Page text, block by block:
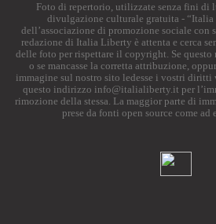
Foto di repertorio, utilizzate senza fini di
divulgazione culturale gratuita - “Italia
dell’associazione di promozione sociale con
redazione di Italia Liberty è attenta e cerca
delle foto per rispettare il copyright. Se questo
o se mancasse la corretta attribuzione,
immagine sul nostro sito ledesse i vostri
questo indirizzo info@italialiberty.it per
rimozione della stessa. La maggior parte di
prese da fonti open source come ad